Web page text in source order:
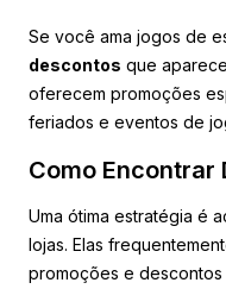
Se você ama jogos de
descontos que
oferecem promoções
feriados e eventos de
Como Encontrar
Uma ótima estratégia é
lojas. Elas
promoções e